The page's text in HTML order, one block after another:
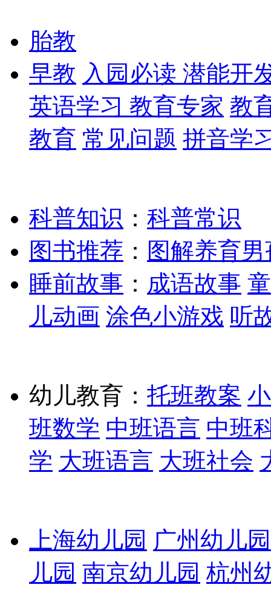
胎教
早教 入园必读 潜能开
英语学习 教育专家 教
教育 常见问题 拼音学
科普知识 ： 科普常识
图书推荐 ： 图解养育男
睡前故事 ： 成语故事
儿动画 涂色小游戏 听
幼儿教育： 托班教案
班数学 中班语言 中班
学 大班语言 大班社会
上海幼儿园 广州幼儿园
儿园 南京幼儿园 杭州